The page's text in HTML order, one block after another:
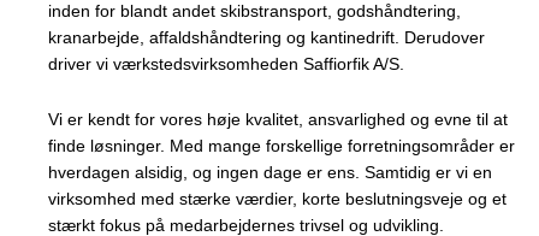
inden for blandt andet skibstransport, godshåndtering,
kranarbejde, affaldshåndtering og kantinedrift. Derudover
driver vi værkstedsvirksomheden Saffiorfik A/S.
Vi er kendt for vores høje kvalitet, ansvarlighed og evne til at
finde løsninger. Med mange forskellige forretningsområder er
hverdagen alsidig, og ingen dage er ens. Samtidig er vi en
virksomhed med stærke værdier, korte beslutningsveje og et
stærkt fokus på medarbejdernes trivsel og udvikling.